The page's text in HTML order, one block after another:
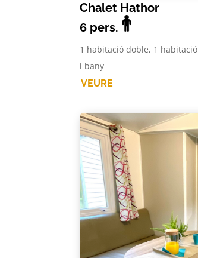
Chalet Hathor
6 pers.
1 habitació doble, 1
i bany
VEURE